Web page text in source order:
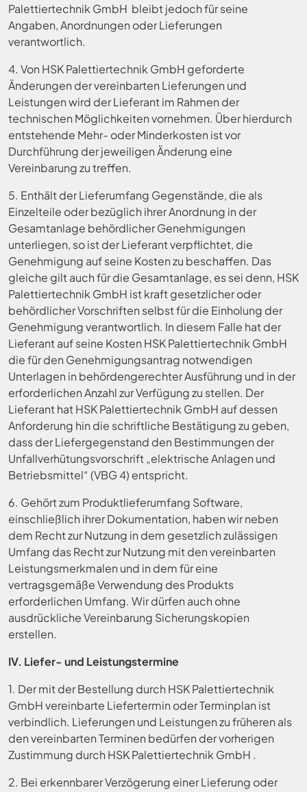
Palettiertechnik GmbH bleibt jedoch für seine
Angaben, Anordnungen oder Lieferungen
verantwortlich.
4. Von HSK Palettiertechnik GmbH geforderte
Änderungen der vereinbarten Lieferungen und
Leistungen wird der Lieferant im Rahmen der
technischen Möglichkeiten vornehmen. Über hierdurch
entstehende Mehr- oder Minderkosten ist vor
Durchführung der jeweiligen Änderung eine
Vereinbarung zu treffen.
5. Enthält der Lieferumfang Gegenstände, die als
Einzelteile oder bezüglich ihrer Anordnung in der
Gesamtanlage behördlicher Genehmigungen
unterliegen, so ist der Lieferant verpflichtet, die
Genehmigung auf seine Kosten zu beschaffen. Das
gleiche gilt auch für die Gesamtanlage, es sei denn, HSK
Palettiertechnik GmbH ist kraft gesetzlicher oder
behördlicher Vorschriften selbst für die Einholung der
Genehmigung verantwortlich. In diesem Falle hat der
Lieferant auf seine Kosten HSK Palettiertechnik GmbH
die für den Genehmigungsantrag notwendigen
Unterlagen in behördengerechter Ausführung und in der
erforderlichen Anzahl zur Verfügung zu stellen. Der
Lieferant hat HSK Palettiertechnik GmbH auf dessen
Anforderung hin die schriftliche Bestätigung zu geben,
dass der Liefergegenstand den Bestimmungen der
Unfallverhütungsvorschrift „elektrische Anlagen und
Betriebsmittel“ (VBG 4) entspricht.
6. Gehört zum Produktlieferumfang Software,
einschließlich ihrer Dokumentation, haben wir neben
dem Recht zur Nutzung in dem gesetzlich zulässigen
Umfang das Recht zur Nutzung mit den vereinbarten
Leistungsmerkmalen und in dem für eine
vertragsgemäße Verwendung des Produkts
erforderlichen Umfang. Wir dürfen auch ohne
ausdrückliche Vereinbarung Sicherungskopien
erstellen.
IV. Liefer- und Leistungstermine
1. Der mit der Bestellung durch HSK Palettiertechnik
GmbH vereinbarte Liefertermin oder Terminplan ist
verbindlich. Lieferungen und Leistungen zu früheren als
den vereinbarten Terminen bedürfen der vorherigen
Zustimmung durch HSK Palettiertechnik GmbH .
2. Bei erkennbarer Verzögerung einer Lieferung oder